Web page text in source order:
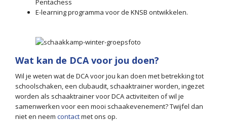
E-learning programma voor de KNSB ontwikkelen.
Wat kan de DCA voor jou doen?
Wil je weten wat de DCA voor jou kan doen met betrekking tot
schoolschaken, een clubaudit, schaaktrainer worden, ingezet
worden als schaaktrainer voor DCA activiteiten of wil je
samenwerken voor een mooi schaakevenement? Twijfel dan
niet en neem contactmet ons op.